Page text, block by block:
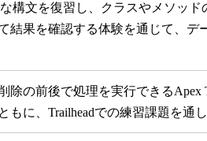
構文を復習し、クラスやメソッ
結果を確認する体験を通じて、
除の前後で処理を実行できる
もに、Trailheadでの練習課題を通